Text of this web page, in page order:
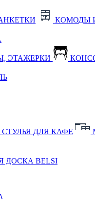
КОМОДЫ
ЭТАЖЕРКИ
СТУЛЬЯ ДЛЯ КАФЕ
ДОСКА BELSI